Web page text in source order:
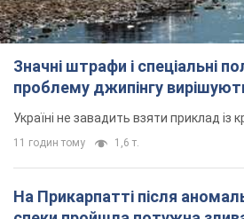
Значні штрафи і спеціальні
проблему джипінгу
Україні не завадить взяти приклад із
11 годин тому 1,6 т.
На Прикарпатті після